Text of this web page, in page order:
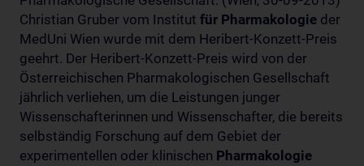
Christian Gruber vom Institut für Pharmakologie der
MedUni Wien wurde mit dem Heribert-Konzett-Preis
geehrt. Der Heribert-Konzett-Preis wird von der
Österreichischen Pharmakologischen Gesellschaft
jährlich verliehen, um die Leistungen junger
Wissenschafterinnen und Wissenschafter, die bereits
selbständig Forschung auf dem Gebiet der
experimentellen oder klinischen Pharmakologie